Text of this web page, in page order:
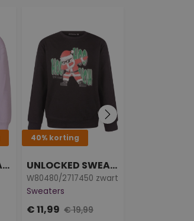
UNLOCKED SWEATERS
40% korting
UNLOCKED SWEATERS
W80480/2717450 zwart
Sweaters
€ 11,99 € 19,99